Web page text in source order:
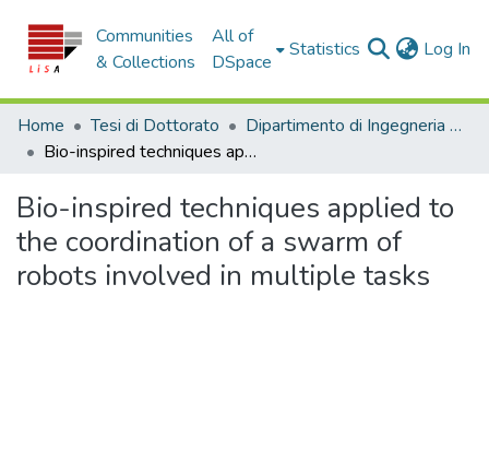
Communities
& Collections
All of
DSpace
Statistics Log In
Home Tesi di Dottorato
Dipartimento di Ingegneria Informatica, Modellistica, Elettronica e Sistemistica - Tesi di Dottorato
Bio-inspired techniques applied to the coordination of a swarm of robots involved in multiple tasks
Bio-inspired techniques applied to
the coordination of a swarm of
robots involved in multiple tasks